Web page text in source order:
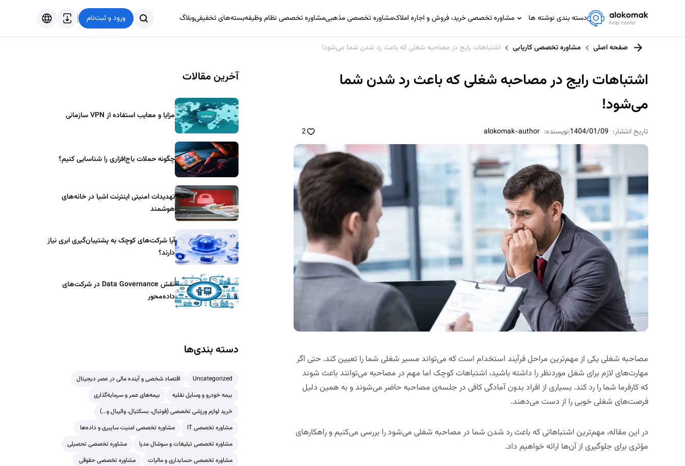
دسته بندی نوشته ها
مشاوره تخصصی IT
مشاوره خانواده
مشاوره تخصصی خرید، فروش و اجاره املاکمشاوره تخصصی مذهبیمشاوره تخصصی نظام وظیفهبسته‌های تخفیفیوبلاگ ورود و ثبت‌نام
فارسی
صفحه اصلی مشاوره تخصصی کاریابی اشتباهات رایج در مصاحبه شغلی که باعث رد شدن شما می‌شود!
اشتباهات رایج در مصاحبه شغلی که باعث رد شدن شما
می‌شود!
تاریخ انتشار: 1404/01/09نویسنده: alokomak-author
2
مصاحبه شغلی یکی از مهم‌ترین مراحل فرآیند استخدام است که می‌تواند مسیر شغلی شما را تعیین کند. حتی اگر
مهارت‌های لازم برای شغل موردنظر را داشته باشید، اشتباهات کوچک اما مهم در مصاحبه می‌توانند باعث شوند
که کارفرما شما را رد کند. بسیاری از افراد بدون آمادگی کافی در جلسه‌ی مصاحبه حاضر می‌شوند و به همین دلیل
فرصت‌های شغلی خوبی را از دست می‌دهند.
در این مقاله، مهم‌ترین اشتباهاتی که باعث رد شدن شما در مصاحبه شغلی می‌شود را بررسی می‌کنیم و راهکارهای
مؤثری برای جلوگیری از آن‌ها ارائه خواهیم داد.
آخرین مقالات
مزایا و معایب استفاده از VPN سازمانی
چگونه حملات باج‌افزاری را شناسایی کنیم؟
تهدیدات امنیتی اینترنت اشیا در خانه‌های
هوشمند
آیا شرکت‌های کوچک به پشتیبان‌گیری ابری نیاز
دارند؟
نقش Data Governance در شرکت‌های
داده‌محور
دسته بندی‌ها
Uncategorized
اقتصاد شخصی و آینده مالی در عصر دیجیتال
بیمه خودرو و وسایل نقلیه
بیمه‌های عمر و سرمایه‌گذاری
خرید لوازم ورزشی تخصصی (فوتبال، بسکتبال، والیبال و...)
مشاوره تخصصی IT
مشاوره تخصصی امنیت سایبری و داده‌ها
مشاوره تخصصی تبلیغات و سوشال مدیا
مشاوره تخصصی تحصیلی
مشاوره تخصصی حسابداری و مالیات
مشاوره تخصصی حقوقی